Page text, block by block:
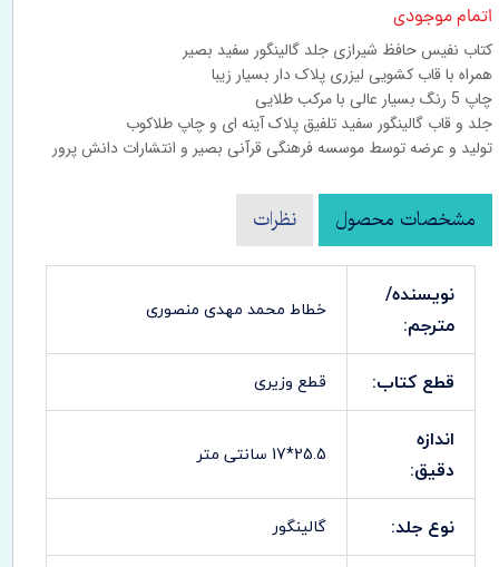
اتمام موجودی
کتاب نفیس حافظ شیرازی جلد گالینگور سفید بصیر
همراه با قاب کشویی لیزری پلاک دار بسیار زیبا
چاپ 5 رنگ بسیار عالی با مرکب طلایی
جلد و قاب گالینگور سفید تلفیق پلاک آینه ای و چاپ طلاکوب
تولید و عرضه توسط موسسه فرهنگی قرآنی بصیر و انتشارات دانش پرور
مشخصات محصول نظرات
نویسنده/
مترجم:
خطاط محمد مهدی منصوری
قطع کتاب: قطع وزیری
اندازه
دقیق:
25.5*17 سانتی متر
نوع جلد: گالینگور